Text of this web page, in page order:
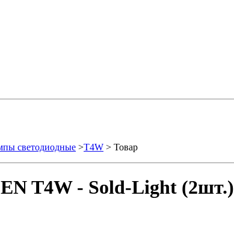
светодиодные >T4W > Товар
T4W - Sold-Light (2шт.)